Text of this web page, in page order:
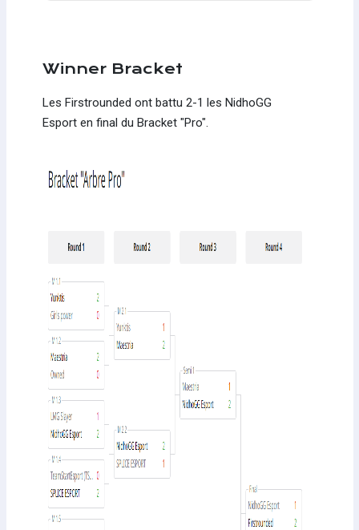
Winner Bracket
Les Firstrounded ont battu 2-1 les NidhoGG
Esport en final du Bracket "Pro".